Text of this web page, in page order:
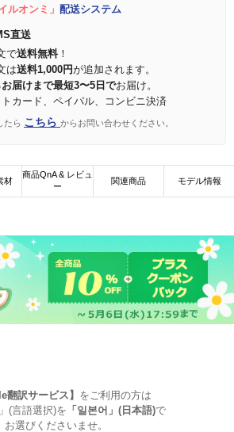
ルオンミ」 配送システム
直送
で送料無料！
は送料1,000円が追加されます。
届けまで最短3〜5日でお届け。
カード、ペイパル、コンビニ決済
たら こちら からお問い合わせください。
材
商品QnA & レビュ
ー
関連商品 モデル情報
翻訳サービス】 をご利用の方は
(言語選択)を 「일본어」(日本語)で
お選びくださいませ。